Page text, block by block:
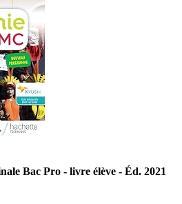
Bac Pro - livre élève - Éd. 2021